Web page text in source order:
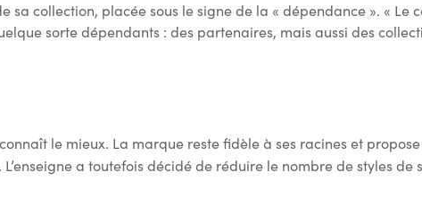
sa collection, placée sous le signe de la « dépendance ». « Le
sorte dépendants : des partenaires, mais aussi des
le mieux. La marque reste fidèle à ses racines et
a toutefois décidé de réduire le nombre de styles de